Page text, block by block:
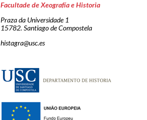
Facultade de Xeografía e Historia
Praza da Universidade 1
15782. Santiago de Compostela
histagra@usc.es